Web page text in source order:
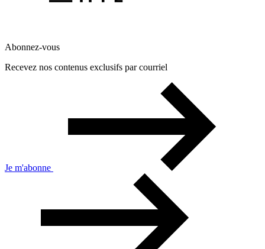
Abonnez-vous
Recevez nos contenus exclusifs par courriel
Je m'abonne